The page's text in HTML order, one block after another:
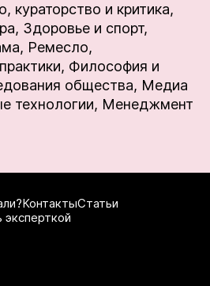
кураторство и критика,
Здоровье и спорт,
Ремесло,
Философия и
общества, Медиа
технологии, Менеджмент
КонтактыСтатьи
эксперткой